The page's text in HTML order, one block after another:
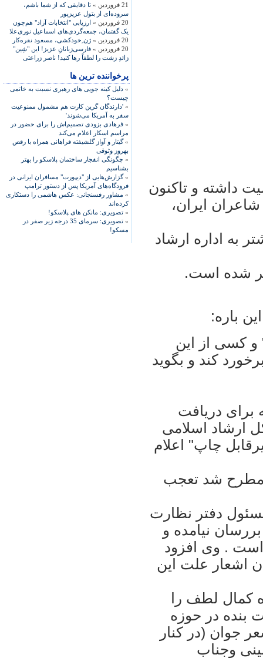
21 فروردین »
تا دقايقی که از شما باشم،
سروده‌ای از بتول عزيزپور
20 فروردین »
ارزيابی "انتخابات آزاد" هم‌چون
يک گفتمان، جمعه‌گردی‌های اسماعيل نوری‌علا
20 فروردین »
ژن ِخودکشی، مسعود نقره‌کار
20 فروردین »
فارسی‌زبانانِ عزيز! اين "شِين"
زائدِ زشت را لطفاً رها کنيد! ناصر زراعتی
پرخواننده ترین ها
» دلیل کینه جویی های رهبری نسبت به خاتمی
چیست؟
» 'دارندگان گرین کارت هم مشمول ممنوعیت
سفر به آمریکا می‌شوند'
» فرهادی بزودی تصمیم‌اش را برای حضور در
مراسم اسکار اعلام می‌کند
»گیتار و آواز گلشیفته فراهانی همراه با رقص
بهروز وثوقی
» چگونگی انفجار ساختمان پلاسکو را بهتر
بشناسیم
»گزارش‌هایی از "دیپورت" مسافران ایرانی در
فرودگاه‌های آمریکا پس از دستور ترامپ
» مشاور رفسنجانی: عکس هاشمی را دستکاری
کرده‌اند
» تصویری: مانکن های پلاسکو!
»
تصویری: سرمای 35 درجه زیر صفر در
مسکو!
داشته و تاکنون
ايران،
به اداره ارشاد
شده است.
باره:
و کسی از اين
کند و بگويد
برای دريافت
ارشاد اسلامی
چاپ" اعلام
مطرح شد تعجب
دفتر نظارت
نيامده و
. وی افزود
اشعار علت اين
کمال لطف را
بنده در حوزه
جوان (در کنار
وجناب